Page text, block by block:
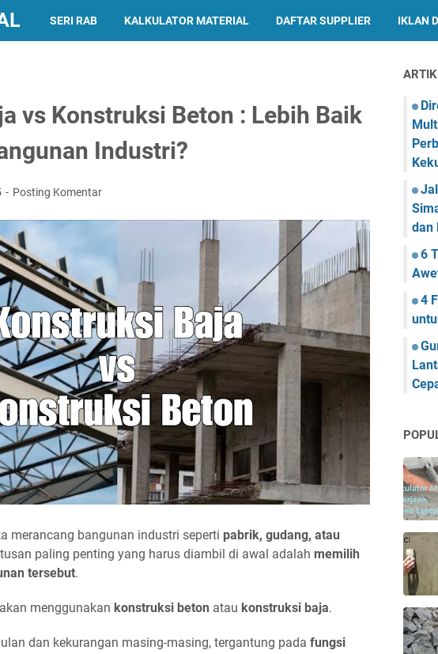
SERI RAB KALKULATOR MATERIAL DAFTAR SUPPLIER IKLAN
vs Konstruksi Beton : Lebih Baik
Industri?
Posting Komentar
merancang bangunan industri seperti pabrik, gudang, atau
paling penting yang harus diambil di awal adalah memilih
tersebut.
menggunakan konstruksi beton atau konstruksi baja.
dan kekurangan masing-masing, tergantung pada fungsi
dan
6
4